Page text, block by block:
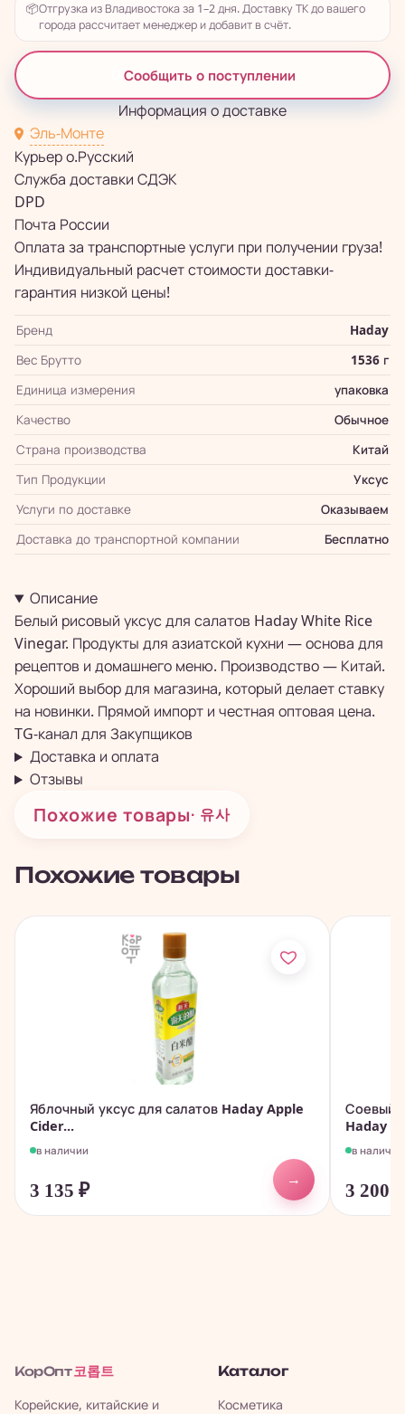
📦Отгрузка из Владивостока за 1–2 дня. Доставку ТК до вашего
города рассчитает менеджер и добавит в счёт.
Сообщить о поступлении
Информация о доставке
Эль-Монте
Курьер о.Русский
Служба доставки СДЭК
DPD
Почта России
Оплата за транспортные услуги при получении груза!
Индивидуальный расчет стоимости доставки-
гарантия низкой цены!
Бренд
Haday
Вес Брутто
1536 г
Единица измерения
упаковка
Качество
Обычное
Страна производства
Китай
Тип Продукции
Уксус
Услуги по доставке
Оказываем
Доставка до транспортной компании
Бесплатно
Описание
Белый рисовый уксус для салатов Haday White Rice
Vinegar. Продукты для азиатской кухни — основа для
рецептов и домашнего меню. Производство — Китай.
Хороший выбор для магазина, который делает ставку
на новинки. Прямой импорт и честная оптовая цена.
TG-канал для Закупщиков
Доставка и оплата
Отзывы
Похожие товары· 유사
Похожие товары
Яблочный уксус для салатов Haday Apple
Cider...
в наличии
3 135 ₽
→
Соевый
Haday
в наличии
3 200
КорОпт 코롭트
Корейские, китайские и
Каталог
Косметика